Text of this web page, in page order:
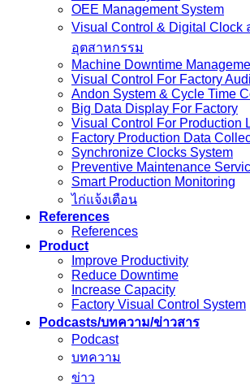
OEE Management System
Visual Control & Digital Clock
อุตสาหกรรม
Machine Downtime
Visual Control For Factory
Andon System & Cycle Time
Big Data Display For Factory
Visual Control For Production
Factory Production Data
Synchronize Clocks System
Preventive Maintenance
Smart Production Monitoring
ไก่แจ้งเตือน
References
References
Product
Improve Productivity
Reduce Downtime
Increase Capacity
Factory Visual Control System
Podcasts/บทความ/ข่าวสาร
Podcast
บทความ
ข่าว